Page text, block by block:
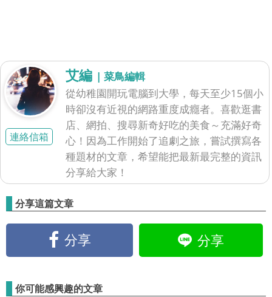
連絡信箱
艾編 | 菜鳥編輯
從幼稚園開玩電腦到大學，每天至少15個小
時卻沒有近視的網路重度成癮者。喜歡逛書
店、網拍、搜尋新奇好吃的美食～充滿好奇
心！因為工作開始了追劇之旅，嘗試撰寫各
種題材的文章，希望能把最新最完整的資訊
分享給大家！
分享這篇文章
分享 分享
你可能感興趣的文章